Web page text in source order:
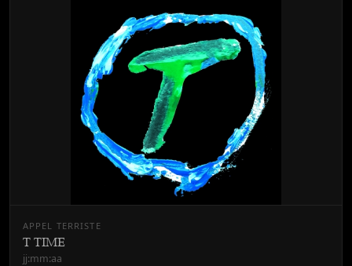
APPEL TERRISTE
T TIME
jj:mm:aa